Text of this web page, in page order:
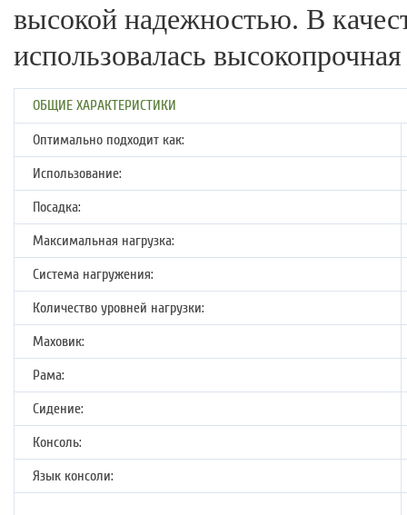
высокой надежностью. В
использовалась
ОБЩИЕ ХАРАКТЕРИСТИКИ
Оптимально подходит как:
Использование:
Посадка:
Максимальная нагрузка:
Система нагружения:
Количество уровней нагрузки:
Маховик:
Рама:
Сидение:
Консоль:
Язык консоли: